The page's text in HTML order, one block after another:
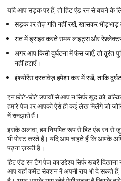
यदि आप सड़क पर हैं, तो हिट एंड रन से बचने के
सड़क पर तेज़ गति नहीं रखें, खासकर भीड़भाड़
रात में ड्राइव करते समय लाइट्स और
अगर आप किसी दुर्घटना में फंस जाएँ, तो तुरंत
नहीं हटाएँ।
इंश्योरेंस दस्तावेज़ हमेशा कार में रखें, ताकि
इन छोटे-छोटे उपायों से आप न सिर्फ खुद को,
हमारे पेज पर आपको ऐसे ही कई लेख मिलेंगे जो
में समझाते हैं।
इसके अलावा, हम नियमित रूप से हिट एंड रन से
भी पोस्ट करते हैं। यदि आप चाहते हैं कि आपके
पढ़ना ज़रूरी है।
हिट एंड रन टैग पेज का उद्देश्य सिर्फ खबरें
आप यहाँ कमेंट सेक्शन में अपनी राय भी दे सकते हैं,